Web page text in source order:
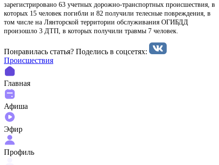
зарегистрировано 63 учетных дорожно-транспортных происшествия, в
которых 15 человек погибли и 82 получили телесные повреждения, в
том числе на Лянторской территории обслуживания ОГИБДД
произошло 3 ДТП, в которых получили травмы 7 человек.
Понравилась статья? Поделиcь в соцсетях:
Происшествия
Главная
Афиша
Эфир
Профиль